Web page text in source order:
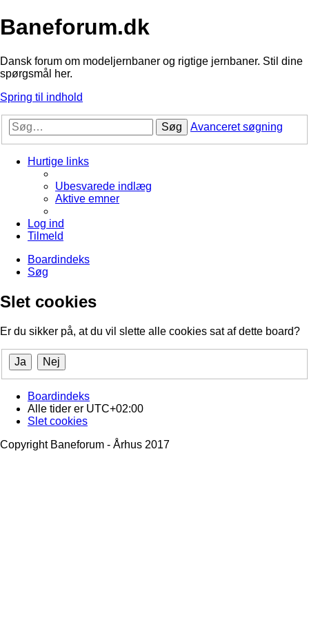
Baneforum.dk
Dansk forum om modeljernbaner og rigtige jernbaner. Stil dine
spørgsmål her.
Spring til indhold
Søg Avanceret søgning
Hurtige links
Ubesvarede indlæg
Aktive emner
Log ind
Tilmeld
Boardindeks
Søg
Slet cookies
Er du sikker på, at du vil slette alle cookies sat af dette board?
Boardindeks
Alle tider er UTC+02:00
Slet cookies
Copyright Baneforum - Århus 2017